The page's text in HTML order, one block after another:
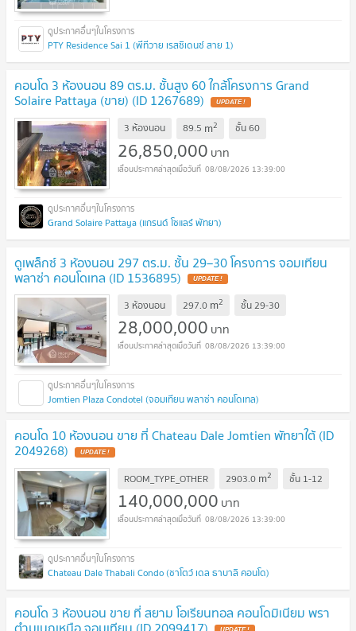
PTY Residence Sai 1 (พีทีวาย เรสซิเดนซ์ สาย 1)
คอนโด 3 ห้องนอน 89 ตร.ม. ชั้นสูง 60 ใกล้โครงการ Grand
Solaire Pattaya (ขาย) (ID 1267689) UPDATE !
3 ห้องนอน 89.5 m2 ชั้น60
26,850,000 บาท
08/08/2026 13:39:00
Grand Solaire Pattaya (แกรนด์ โซแลร์ พัทยา)
ดูเพล็กซ์ 3 ห้องนอน 297 ตร.ม. ชั้น 29–30 โครงการ จอมเทียน
พลาซ่า คอนโดเทล (ID 1536895) UPDATE !
3 ห้องนอน 297.0 m2 ชั้น29-30
28,000,000 บาท
08/08/2026 13:39:00
Jomtien Plaza Condotel (จอมเทียน พลาซ่า คอนโดเทล)
คอนโด 10 ห้องนอน ขาย ที่ Chateau Dale Jomtien พัทยาใต้ (ID
2049268) UPDATE !
ROOM_TYPE_OTHER 2903.0 m2 ชั้น 1-12
140,000,000 บาท
08/08/2026 13:39:00
Chateau Dale Thabali Condo (ชาโตว์ เดล ธาบาลิ คอนโด)
คอนโด 3 ห้องนอน ขาย ที่ สยาม โอเรียนทอล คอนโดมิเนียม พรา